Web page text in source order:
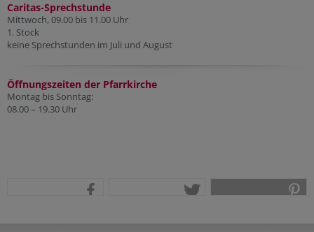
Caritas-Sprechstunde
Mittwoch, 09.00 bis 11.00 Uhr
1. Stock
keine Sprechstunden im Juli und August
Öffnungszeiten der Pfarrkirche
Montag bis Sonntag:
08.00 – 19.30 Uhr